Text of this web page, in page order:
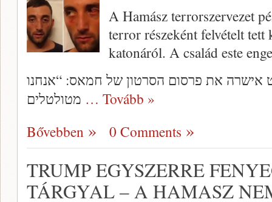
A Hamász terrorszervezet
terror részeként felvételt
katonáról. A család este
את פרסום הסרטון של חמאס: “אנחנו
… Tovább »
Bővebben
0 Comments
TRUMP EGYSZERRE
TÁRGYAL – A HAMASZ